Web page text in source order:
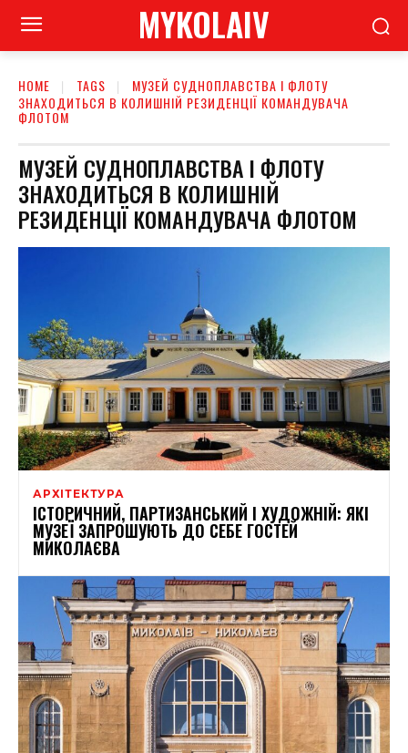
MYKOLAIV
HOME TAGS
МУЗЕЙ СУДНОПЛАВСТВА І ФЛОТУ
ЗНАХОДИТЬСЯ В КОЛИШНІЙ РЕЗИДЕНЦІЇ КОМАНДУВАЧА
ФЛОТОМ
МУЗЕЙ СУДНОПЛАВСТВА І ФЛОТУ
ЗНАХОДИТЬСЯ В КОЛИШНІЙ
РЕЗИДЕНЦІЇ КОМАНДУВАЧА ФЛОТОМ
АРХІТЕКТУРА
ІСТОРИЧНИЙ, ПАРТИЗАНСЬКИЙ І ХУДОЖНІЙ: ЯКІ
МУЗЕЇ ЗАПРОШУЮТЬ ДО СЕБЕ ГОСТЕЙ
МИКОЛАЄВА